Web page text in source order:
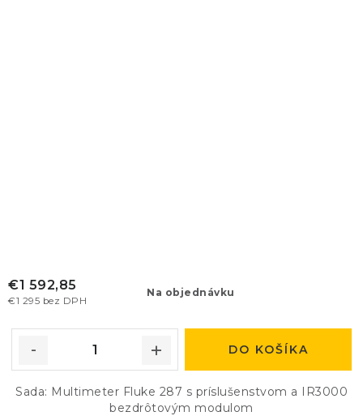
Na objednávku
€1 295 bez DPH
€1 592,85
DO KOŠÍKA
Sada: Multimeter Fluke 287 s príslušenstvom a IR3000
bezdrôtovým modulom